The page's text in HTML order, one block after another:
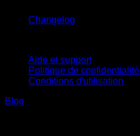
Changelog
Aide et support
Politique de confidentialité
Conditions d'utilisation
Blog